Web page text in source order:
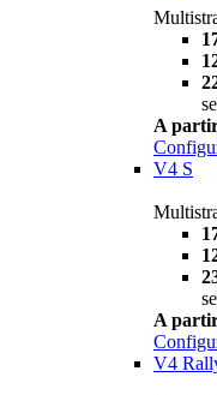
A
V4 S
A
V4